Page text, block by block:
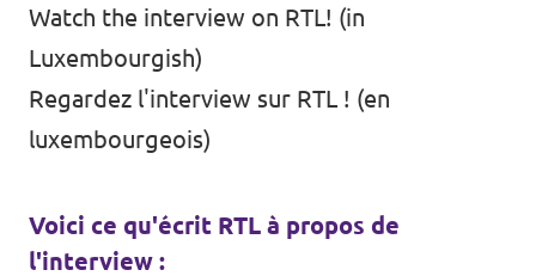
Watch the interview on RTL! (in
Luxembourgish)
Regardez l'interview sur RTL ! (en
luxembourgeois)
Voici ce qu'écrit RTL à propos de
l'interview :